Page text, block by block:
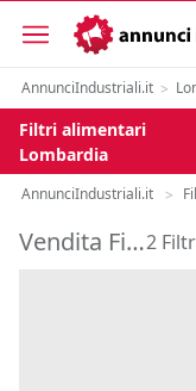
AnnunciIndustriali.it >
Filtri alimentari
Lombardia
AnnunciIndustriali.it >
Vendita Filtri alimentari in Lombardia2